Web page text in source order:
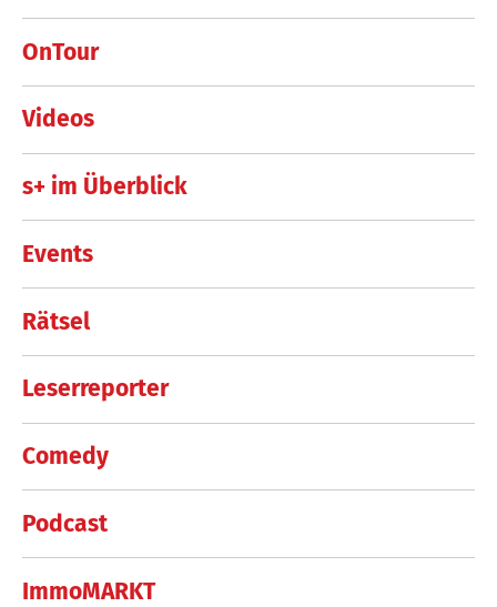
OnTour
Videos
s+ im Überblick
Events
Rätsel
Leserreporter
Comedy
Podcast
ImmoMARKT